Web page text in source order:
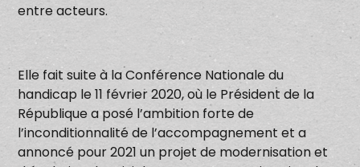
entre acteurs.
Elle fait suite à la Conférence Nationale du
handicap le 11 février 2020, où le Président de la
République a posé l’ambition forte de
l’inconditionnalité de l’accompagnement et a
annoncé pour 2021 un projet de modernisation et